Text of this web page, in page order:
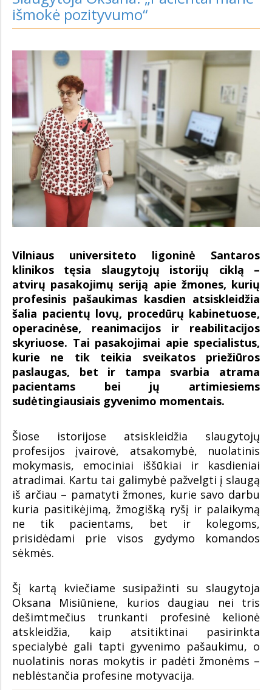
išmokė pozityvumo“
Vilniaus universiteto ligoninė Santaros
klinikos tęsia slaugytojų istorijų ciklą –
atvirų pasakojimų seriją apie žmones, kurių
profesinis pašaukimas kasdien atsiskleidžia
šalia pacientų lovų, procedūrų kabinetuose,
operacinėse, reanimacijos ir reabilitacijos
skyriuose. Tai pasakojimai apie specialistus,
kurie ne tik teikia sveikatos priežiūros
paslaugas, bet ir tampa svarbia atrama
pacientams bei jų artimiesiems
sudėtingiausiais gyvenimo momentais.
Šiose istorijose atsiskleidžia slaugytojų
profesijos įvairovė, atsakomybė, nuolatinis
mokymasis, emociniai iššūkiai ir kasdieniai
atradimai. Kartu tai galimybė pažvelgti į slaugą
iš arčiau – pamatyti žmones, kurie savo darbu
kuria pasitikėjimą, žmogišką ryšį ir palaikymą
ne tik pacientams, bet ir kolegoms,
prisidėdami prie visos gydymo komandos
sėkmės.
Šį kartą kviečiame susipažinti su slaugytoja
Oksana Misiūniene, kurios daugiau nei tris
dešimtmečius trunkanti profesinė kelionė
atskleidžia, kaip atsitiktinai pasirinkta
specialybė gali tapti gyvenimo pašaukimu, o
nuolatinis noras mokytis ir padėti žmonėms –
neblėstančia profesine motyvacija.